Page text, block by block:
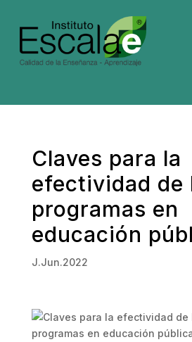
Claves para la
efectividad de
programas en
educación
J.Jun.2022